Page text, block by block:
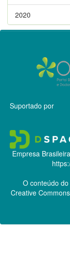
2020
Suportado por
Empresa
O conteúdo
Creative Commons